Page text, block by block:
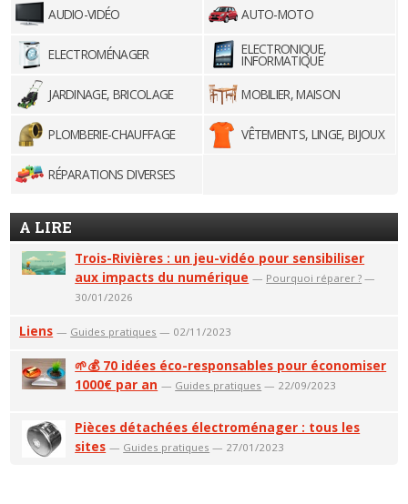
AUDIO-VIDÉO AUTO-MOTO
ELECTROMÉNAGER ELECTRONIQUE,
INFORMATIQUE
JARDINAGE, BRICOLAGE
MOBILIER, MAISON
PLOMBERIE-CHAUFFAGE VÊTEMENTS, LINGE, BIJOUX
RÉPARATIONS DIVERSES
A LIRE
Trois-Rivières : un jeu-vidéo pour sensibiliser
aux impacts du numérique — Pourquoi réparer ? —
30/01/2026
Liens — Guides pratiques — 02/11/2023
🌱💰 70 idées éco-responsables pour économiser
1000€ par an — Guides pratiques — 22/09/2023
Pièces détachées électroménager : tous les
sites — Guides pratiques — 27/01/2023